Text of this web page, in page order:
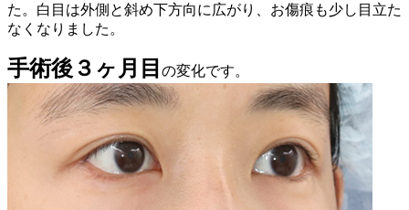
た。白目は外側と斜め下方向に広がり、お傷痕も少し目立た
なくなりました。
手術後３ヶ月目 の変化です。